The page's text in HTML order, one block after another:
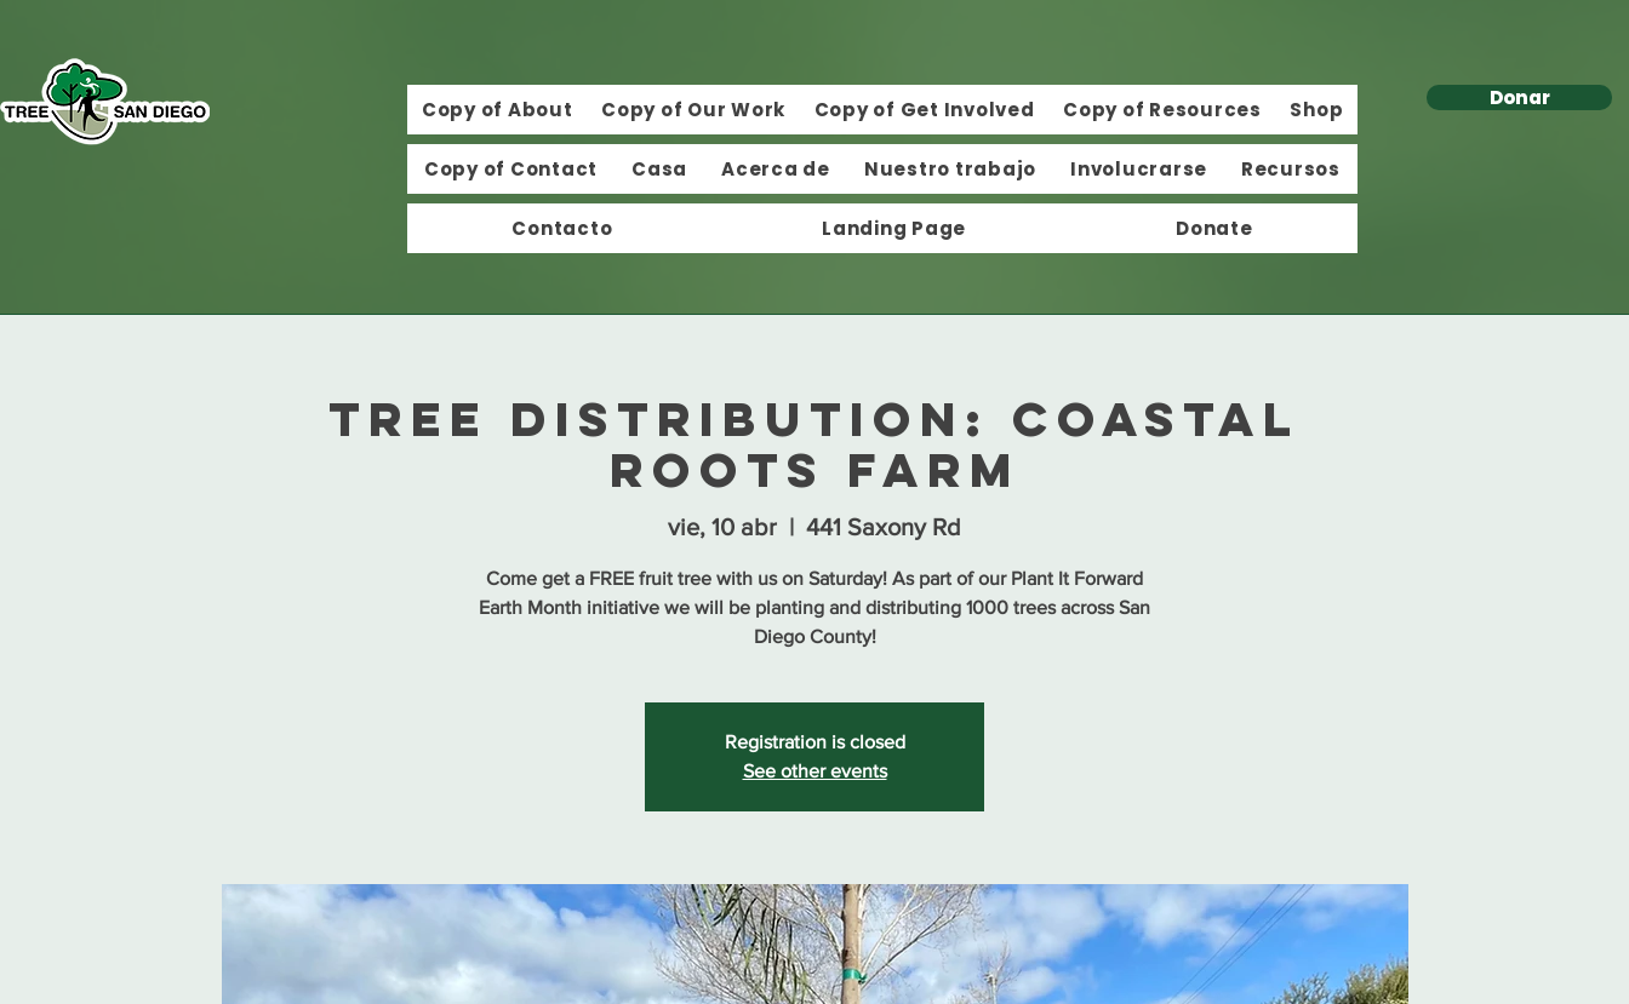
Copy of About Copy of Our Work Copy of Get Involved Copy of Resources Shop
Copy of Contact Casa Acerca de Nuestro trabajo Involucrarse Recursos
Contacto Landing Page Donate
Donar
Tree Distribution: Coastal
Roots Farm
vie, 10 abr
  |
441 Saxony Rd
Come get a FREE fruit tree with us on Saturday! As part of our Plant It Forward
Earth Month initiative we will be planting and distributing 1000 trees across San
Diego County!
Registration is closed
See other events